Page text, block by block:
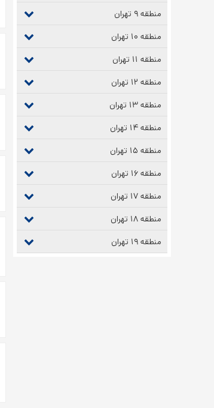
منطقه ۹ تهران
منطقه ۱۰ تهران
منطقه ۱۱ تهران
منطقه ۱۲ تهران
منطقه ۱۳ تهران
منطقه ۱۴ تهران
منطقه ۱۵ تهران
منطقه ۱۶ تهران
منطقه ۱۷ تهران
منطقه ۱۸ تهران
منطقه ۱۹ تهران